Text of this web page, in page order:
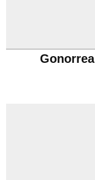
Gonorrea